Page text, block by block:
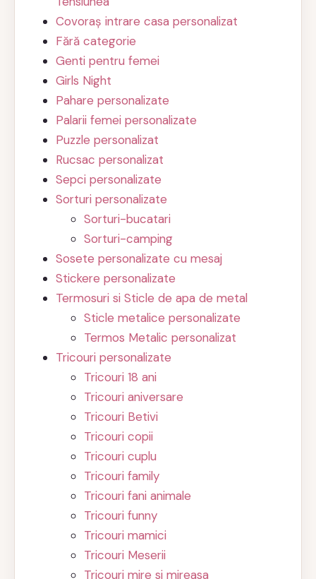
Covoraș intrare casa personalizat
Fără categorie
Genti pentru femei
Girls Night
Pahare personalizate
Palarii femei personalizate
Puzzle personalizat
Rucsac personalizat
Sepci personalizate
Sorturi personalizate
Sorturi-bucatari
Sorturi-camping
Sosete personalizate cu mesaj
Stickere personalizate
Termosuri si Sticle de apa de metal
Sticle metalice personalizate
Termos Metalic personalizat
Tricouri personalizate
Tricouri 18 ani
Tricouri aniversare
Tricouri Betivi
Tricouri copii
Tricouri cuplu
Tricouri family
Tricouri fani animale
Tricouri funny
Tricouri mamici
Tricouri Meserii
Tricouri mire si mireasa